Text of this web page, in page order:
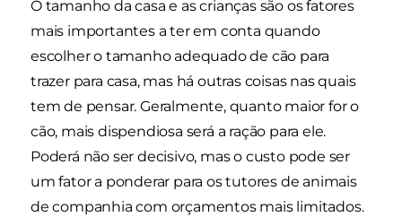
O tamanho da casa e as crianças são os fatores
mais importantes a ter em conta quando
escolher o tamanho adequado de cão para
trazer para casa, mas há outras coisas nas quais
tem de pensar. Geralmente, quanto maior for o
cão, mais dispendiosa será a ração para ele.
Poderá não ser decisivo, mas o custo pode ser
um fator a ponderar para os tutores de animais
de companhia com orçamentos mais limitados.